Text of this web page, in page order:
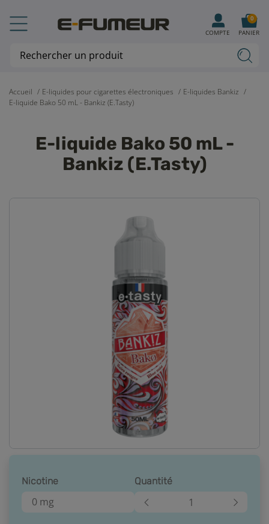
Accueil E-liquides pour cigarettes électroniques
E-liquides Bankiz
E-liquide Bako 50 mL - Bankiz (E.Tasty)
E-liquide Bako 50 mL -
Bankiz (E.Tasty)
Nicotine
0 mg
Quantité
COMPTE PANIER
0